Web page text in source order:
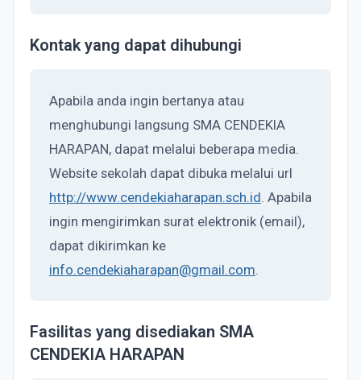
Kontak yang dapat dihubungi
Apabila anda ingin bertanya atau
menghubungi langsung SMA CENDEKIA
HARAPAN, dapat melalui beberapa media.
Website sekolah dapat dibuka melalui url
http://www.cendekiaharapan.sch.id. Apabila
ingin mengirimkan surat elektronik (email),
dapat dikirimkan ke
info.cendekiaharapan@gmail.com.
Fasilitas yang disediakan SMA
CENDEKIA HARAPAN